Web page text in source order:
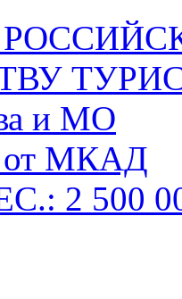
и МО
от МКАД
2 500